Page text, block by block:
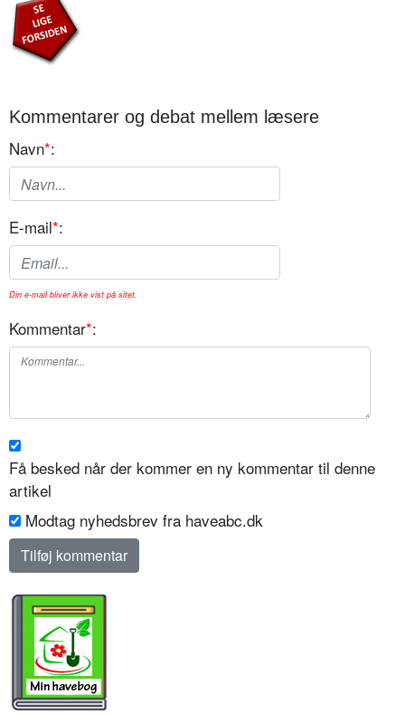
Kommentarer og debat mellem læsere
Navn*:
E-mail*:
Din e-mail bliver ikke vist på sitet.
Kommentar*:
Få besked når der kommer en ny kommentar til denne
artikel
Modtag nyhedsbrev fra haveabc.dk